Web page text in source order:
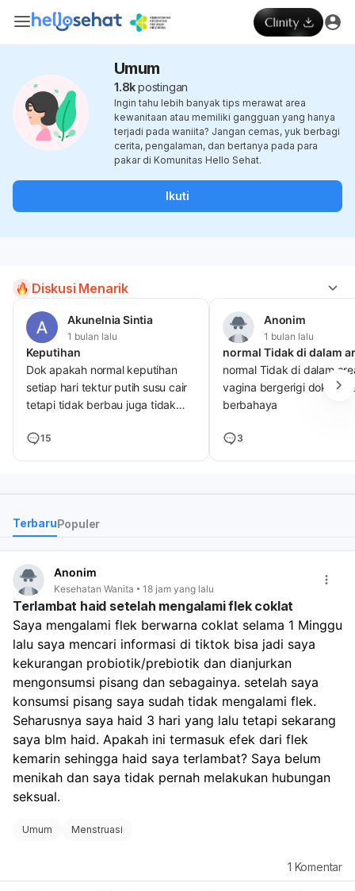
Umum
1.8kpostingan
Ingin tahu lebih banyak tips merawat area
kewanitaan atau memiliki gangguan yang hanya
terjadi pada waniita? Jangan cemas, yuk berbagi
cerita, pengalaman, dan bertanya pada para
pakar di Komunitas Hello Sehat.
Ikuti
Diskusi Menarik
Akunelnia Sintia
1 bulan lalu
Keputihan
Dok apakah normal keputihan
setiap hari tektur putih susu cair
tetapi tidak berbau juga tidak
15
Anonim
1 bulan lalu
normal Tidak di dalam
vagina bergerigi dok?
berbahaya
3
TerbaruPopuler
Anonim
Kesehatan Wanita 18 jam yang lalu
Terlambat haid setelah mengalami flek coklat
Saya mengalami flek berwarna coklat selama 1 Minggu
lalu saya mencari informasi di tiktok bisa jadi saya
kekurangan probiotik/prebiotik dan dianjurkan
mengonsumsi pisang dan sebagainya. setelah saya
konsumsi pisang saya sudah tidak mengalami flek.
Seharusnya saya haid 3 hari yang lalu tetapi sekarang
saya blm haid. Apakah ini termasuk efek dari flek
kemarin sehingga haid saya terlambat? Saya belum
menikah dan saya tidak pernah melakukan hubungan
seksual.
Umum Menstruasi
1 Komentar